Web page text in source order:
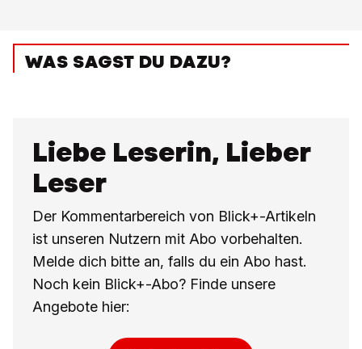
WAS SAGST DU DAZU?
Liebe Leserin, Lieber
Leser
Der Kommentarbereich von Blick+-Artikeln
ist unseren Nutzern mit Abo vorbehalten.
Melde dich bitte an, falls du ein Abo hast.
Noch kein Blick+-Abo? Finde unsere
Angebote hier: